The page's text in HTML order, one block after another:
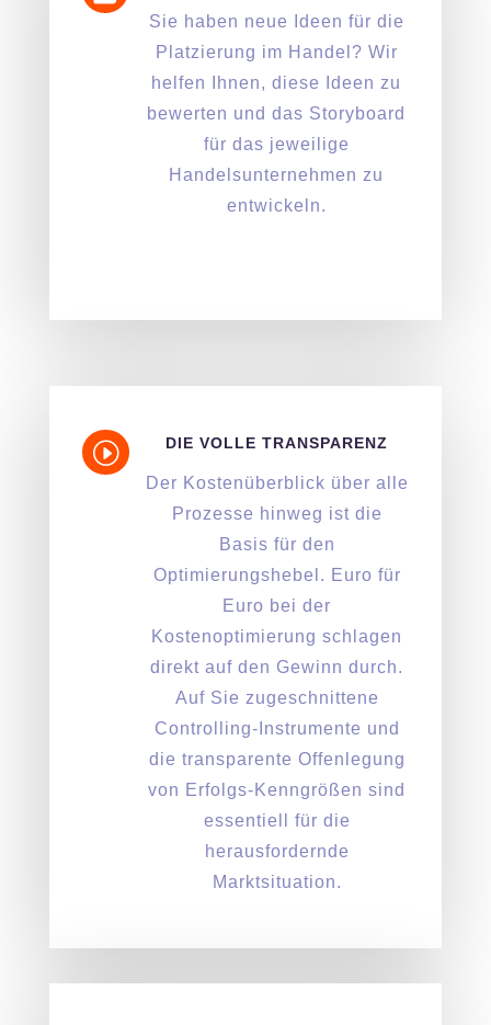
Sie haben neue Ideen für die
Platzierung im Handel? Wir
helfen Ihnen, diese Ideen zu
bewerten und das Storyboard
für das jeweilige
Handelsunternehmen zu
entwickeln.
I DIE VOLLE TRANSPARENZ
Der Kostenüberblick über alle
Prozesse hinweg ist die
Basis für den
Optimierungshebel. Euro für
Euro bei der
Kostenoptimierung schlagen
direkt auf den Gewinn durch.
Auf Sie zugeschnittene
Controlling-Instrumente und
die transparente Offenlegung
von Erfolgs-Kenngrößen sind
essentiell für die
herausfordernde
Marktsituation.